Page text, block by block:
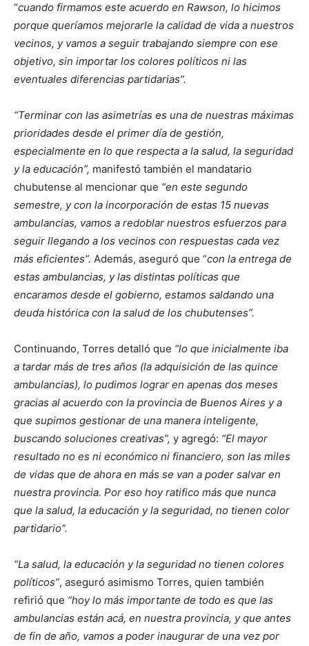
“cuando firmamos este acuerdo en Rawson, lo hicimos
porque queríamos mejorarle la calidad de vida a nuestros
vecinos, y vamos a seguir trabajando siempre con ese
objetivo, sin importar los colores políticos ni las
eventuales diferencias partidarias”.
“Terminar con las asimetrías es una de nuestras máximas
prioridades desde el primer día de gestión,
especialmente en lo que respecta a la salud, la seguridad
y la educación”, manifestó también el mandatario
chubutense al mencionar que “en este segundo
semestre, y con la incorporación de estas 15 nuevas
ambulancias, vamos a redoblar nuestros esfuerzos para
seguir llegando a los vecinos con respuestas cada vez
más eficientes”. Además, aseguró que “con la entrega de
estas ambulancias, y las distintas políticas que
encaramos desde el gobierno, estamos saldando una
deuda histórica con la salud de los chubutenses”.
Continuando, Torres detalló que “lo que inicialmente iba
a tardar más de tres años (la adquisición de las quince
ambulancias), lo pudimos lograr en apenas dos meses
gracias al acuerdo con la provincia de Buenos Aires y a
que supimos gestionar de una manera inteligente,
buscando soluciones creativas”, y agregó: “El mayor
resultado no es ni económico ni financiero, son las miles
de vidas que de ahora en más se van a poder salvar en
nuestra provincia. Por eso hoy ratifico más que nunca
que la salud, la educación y la seguridad, no tienen color
partidario”.
“La salud, la educación y la seguridad no tienen colores
políticos”, aseguró asimismo Torres, quien también
refirió que “hoy lo más importante de todo es que las
ambulancias están acá, en nuestra provincia, y que antes
de fin de año, vamos a poder inaugurar de una vez por